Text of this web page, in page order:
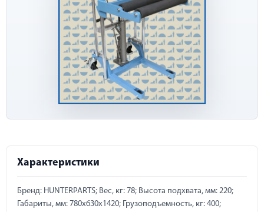
Характеристики
Бренд: HUNTERPARTS; Вес, кг: 78; Высота подхвата, мм: 220;
Габариты, мм: 780x630x1420; Грузоподъемность, кг: 400;